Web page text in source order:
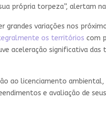
própria torpeza”, alertam
variações nos
os territórios com
aceleração significativa
ao licenciamento ambiental,
e avaliação de